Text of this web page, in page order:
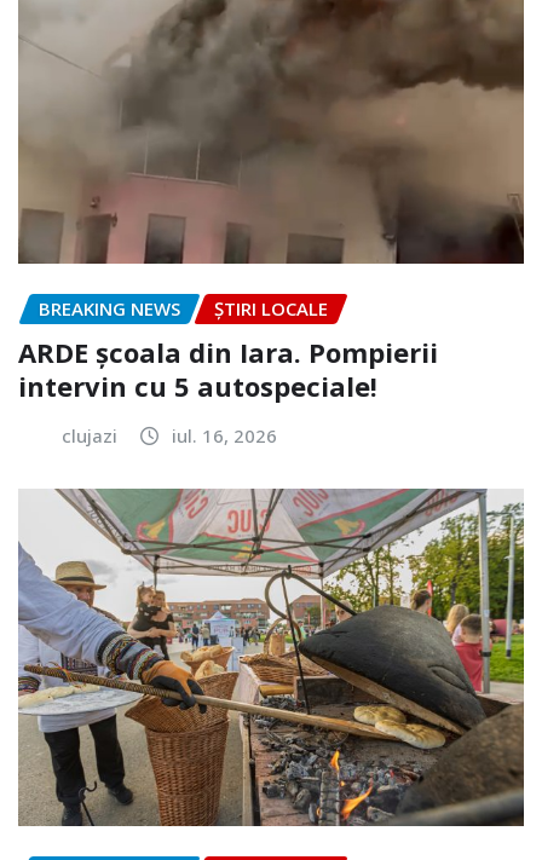
BREAKING NEWS ȘTIRI LOCALE
ARDE școala din Iara. Pompierii
intervin cu 5 autospeciale!
clujazi iul. 16, 2026